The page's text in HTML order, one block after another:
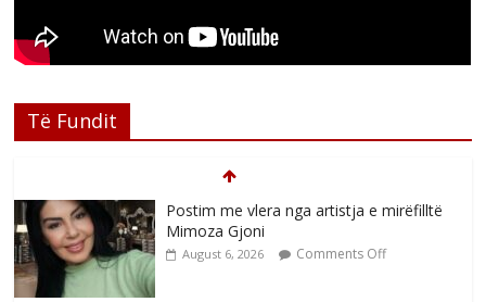
Të Fundit
Postim me vlera nga artistja e mirëfilltë
Mimoza Gjoni
August 6, 2026 Comments Off